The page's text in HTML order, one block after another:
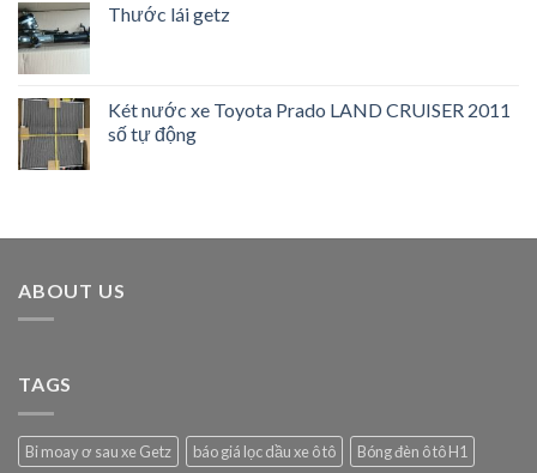
Thước lái getz
Két nước xe Toyota Prado LAND CRUISER 2011
số tự động
ABOUT US
TAGS
Bi moay ơ sau xe Getz báo giá lọc dầu xe ô tô
Bóng đèn ô tô H1